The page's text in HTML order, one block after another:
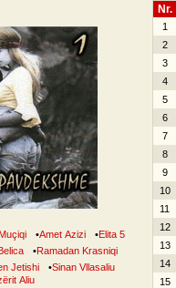
•Amet Azizi •Elita 5
•Ramadan Krasniqi
Jetishi •Sinan Vllasaliu
Aliu
Nr.
1
2
3
4
5
6
7
8
9
10
11
12
13
14
15